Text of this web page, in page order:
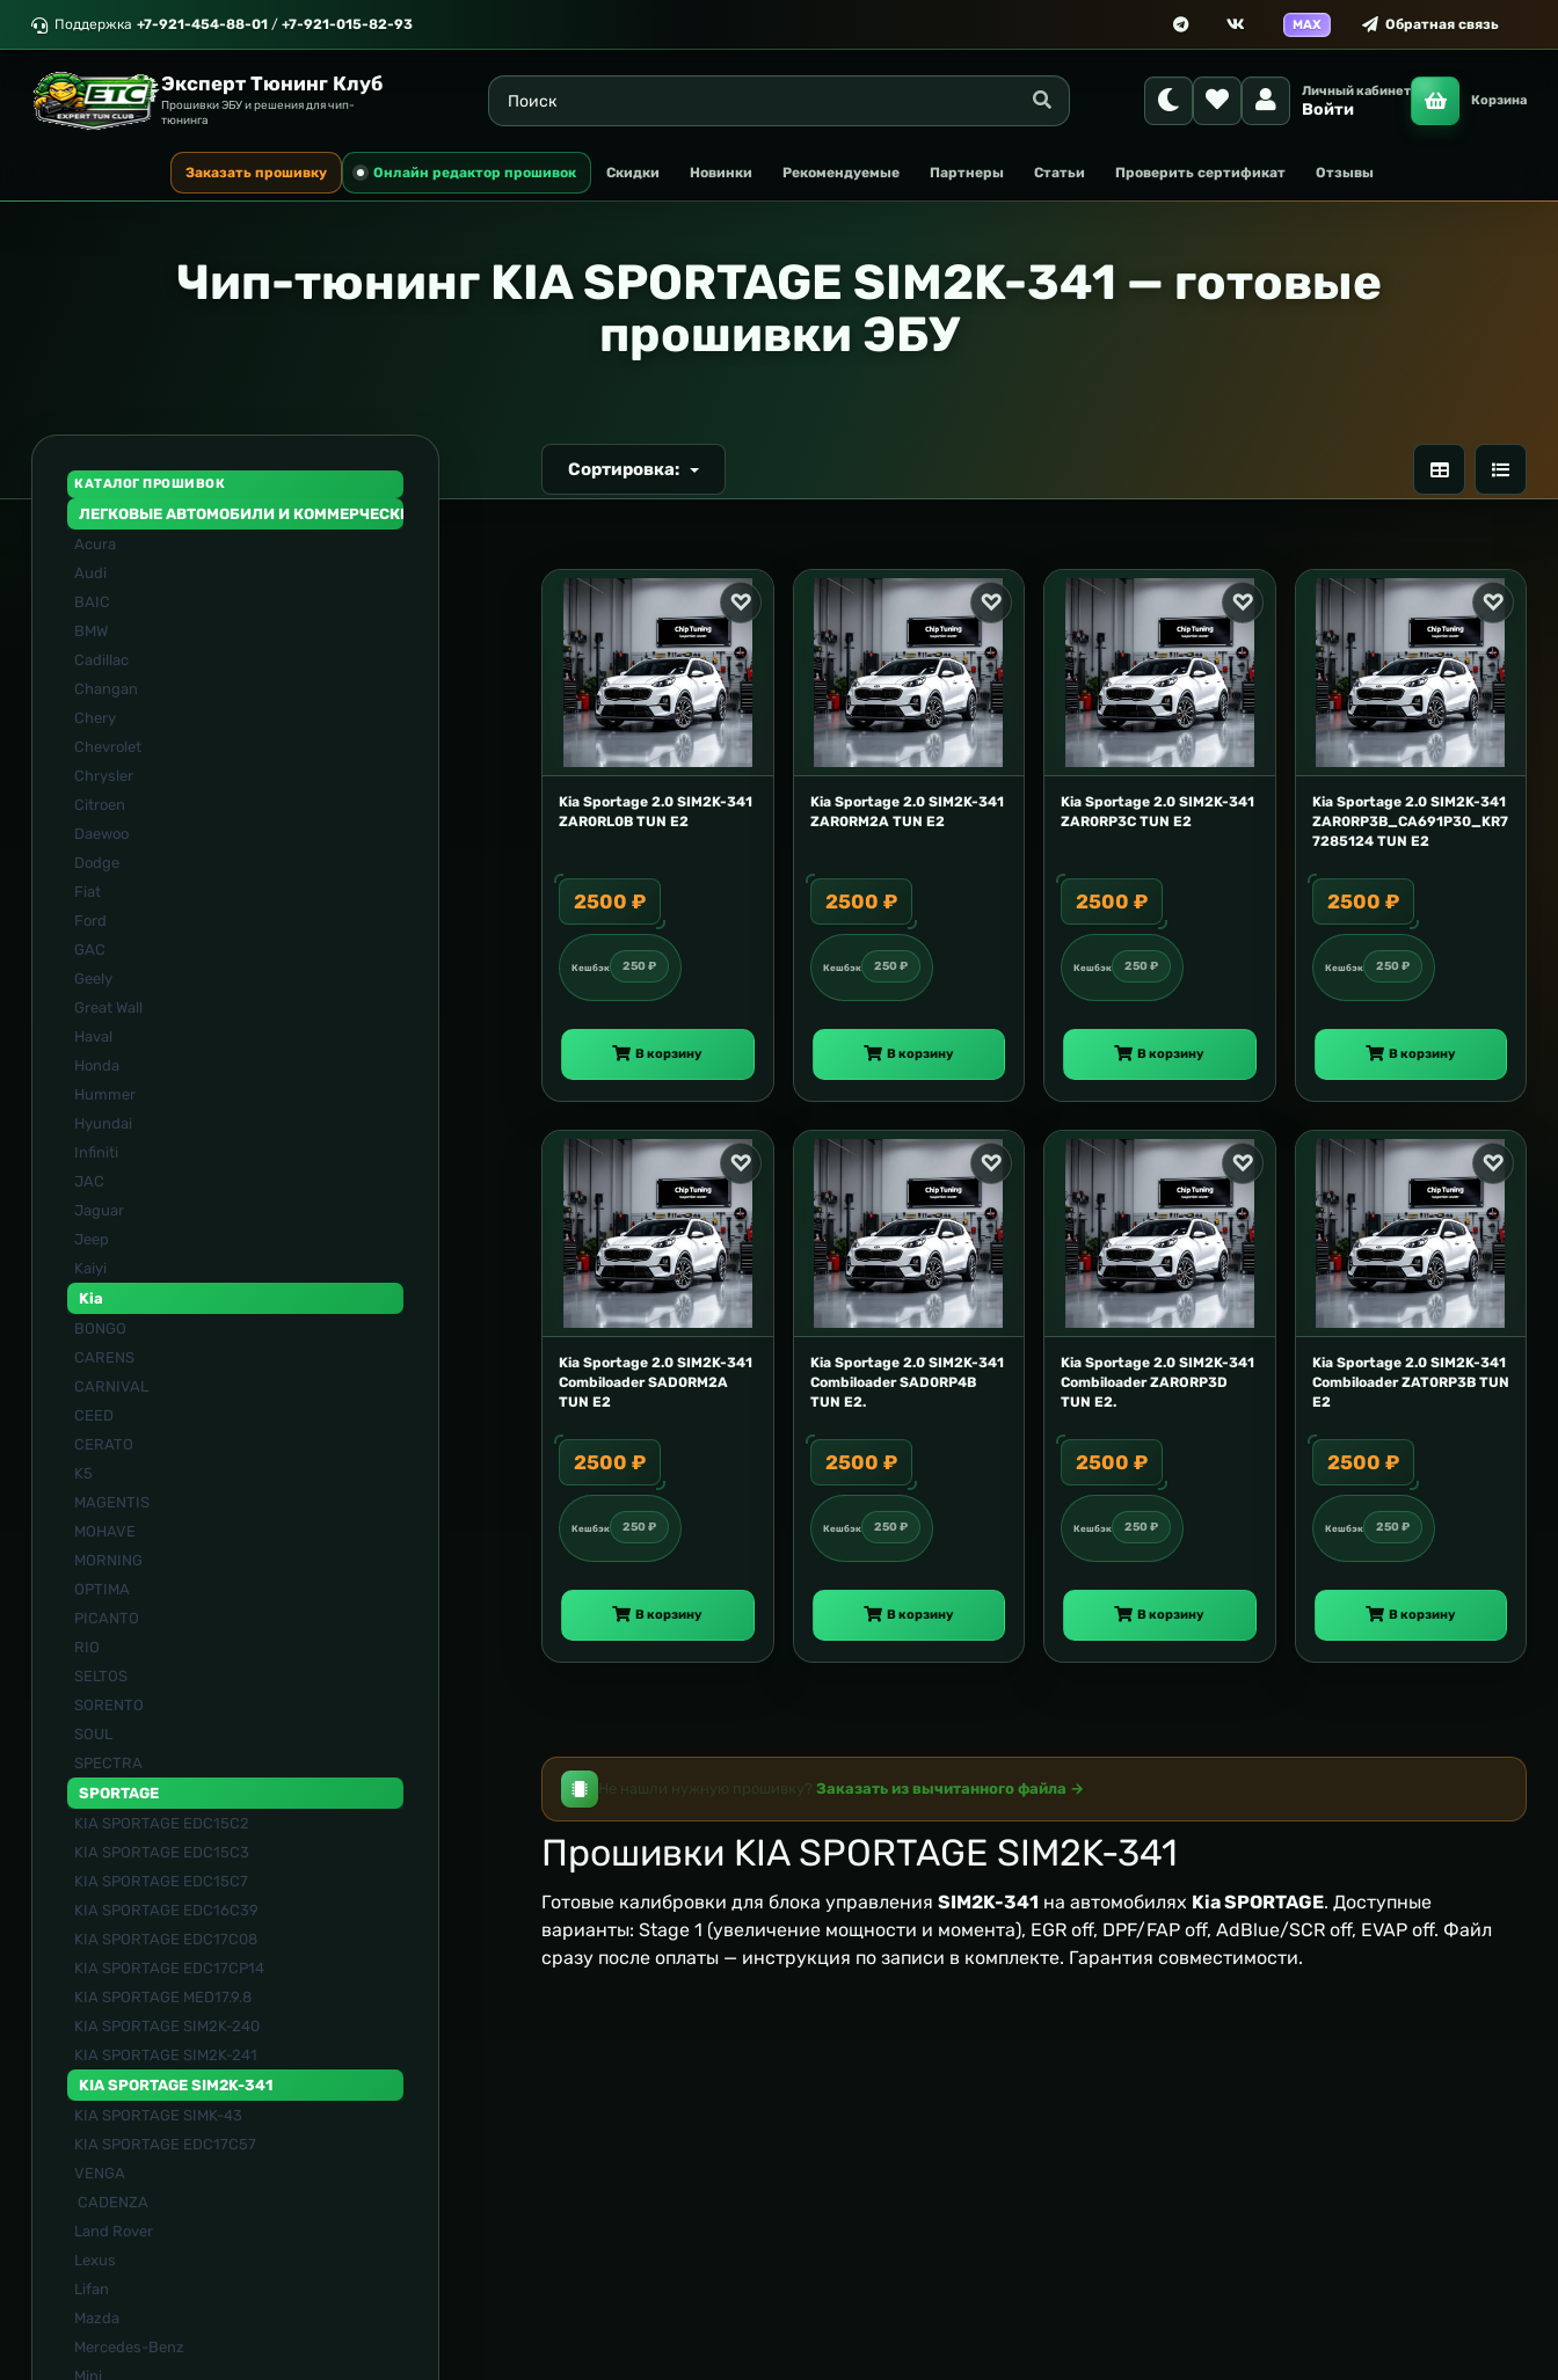
Поддержка +7-921-454-88-01 / +7-921-015-82-93 MAX Обратная связь
Эксперт Тюнинг Клуб
Прошивки ЭБУ и решения для чип-
тюнинга
Личный кабинет
Войти Корзина
Заказать прошивку Онлайн редактор прошивок Скидки Новинки Рекомендуемые Партнеры Статьи Проверить сертификат Отзывы
Чип-тюнинг KIA SPORTAGE SIM2K-341 — готовые
прошивки ЭБУ
КАТАЛОГ ПРОШИВОК
ЛЕГКОВЫЕ АВТОМОБИЛИ И КОММЕРЧЕСКИЙ ТРАНСПОРТ
Acura
Audi
BAIC
BMW
Cadillac
Changan
Chery
Chevrolet
Chrysler
Citroen
Daewoo
Dodge
Fiat
Ford
GAC
Geely
Great Wall
Haval
Honda
Hummer
Hyundai
Infiniti
JAC
Jaguar
Jeep
Kaiyi
Kia
BONGO
CARENS
CARNIVAL
CEED
CERATO
K5
MAGENTIS
MOHAVE
MORNING
OPTIMA
PICANTO
RIO
SELTOS
SORENTO
SOUL
SPECTRA
SPORTAGE
KIA SPORTAGE EDC15C2
KIA SPORTAGE EDC15C3
KIA SPORTAGE EDC15C7
KIA SPORTAGE EDC16C39
KIA SPORTAGE EDC17C08
KIA SPORTAGE EDC17CP14
KIA SPORTAGE MED17.9.8
KIA SPORTAGE SIM2K-240
KIA SPORTAGE SIM2K-241
KIA SPORTAGE SIM2K-341
KIA SPORTAGE SIMK-43
KIA SPORTAGE EDC17C57
VENGA
CADENZA
Land Rover
Lexus
Lifan
Mazda
Mercedes-Benz
Mini
Сортировка:
Kia Sportage 2.0 SIM2K-341
ZAR0RL0B TUN E2
2500 ₽
Кешбэк 250 ₽
В корзину
Kia Sportage 2.0 SIM2K-341
ZAR0RM2A TUN E2
2500 ₽
Кешбэк 250 ₽
В корзину
Kia Sportage 2.0 SIM2K-341
ZAR0RP3C TUN E2
2500 ₽
Кешбэк 250 ₽
В корзину
Kia Sportage 2.0 SIM2K-341
ZAR0RP3B_CA691P30_KR7
7285124 TUN E2
2500 ₽
Кешбэк 250 ₽
В корзину
Kia Sportage 2.0 SIM2K-341
Combiloader SAD0RM2A
TUN E2
2500 ₽
Кешбэк 250 ₽
В корзину
Kia Sportage 2.0 SIM2K-341
Combiloader SAD0RP4B
TUN E2.
2500 ₽
Кешбэк 250 ₽
В корзину
Kia Sportage 2.0 SIM2K-341
Combiloader ZARORP3D
TUN E2.
2500 ₽
Кешбэк 250 ₽
В корзину
Kia Sportage 2.0 SIM2K-341
Combiloader ZAT0RP3B TUN
E2
2500 ₽
Кешбэк 250 ₽
В корзину
Не нашли нужную прошивку? Заказать из вычитанного файла →
Прошивки KIA SPORTAGE SIM2K-341
Готовые калибровки для блока управления SIM2K-341 на автомобилях Kia SPORTAGE. Доступные
варианты: Stage 1 (увеличение мощности и момента), EGR off, DPF/FAP off, AdBlue/SCR off, EVAP off. Файл
сразу после оплаты — инструкция по записи в комплекте. Гарантия совместимости.